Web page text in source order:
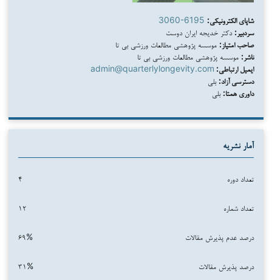
شاپای الکترونیکی: 3060-6195
سردبیر: دکتر خدیجه ایران دوست
صاحب امتیاز: موسسه پژوهشی مطالعات ورزشی بی تا
ناشر: موسسه پژوهشی مطالعات ورزشی بی تا
ایمیل ارتباطی: admin@quarterlylongevity.com
دسترسی آزاد: بلی
داوری همتا: بلی
آمار نشریه
تعداد دوره‌ ۴
تعداد شماره‌ ۱۲
درصد عدم پذیرش مقالات ۶۹%
درصد پذیرش مقالات ۳۱%